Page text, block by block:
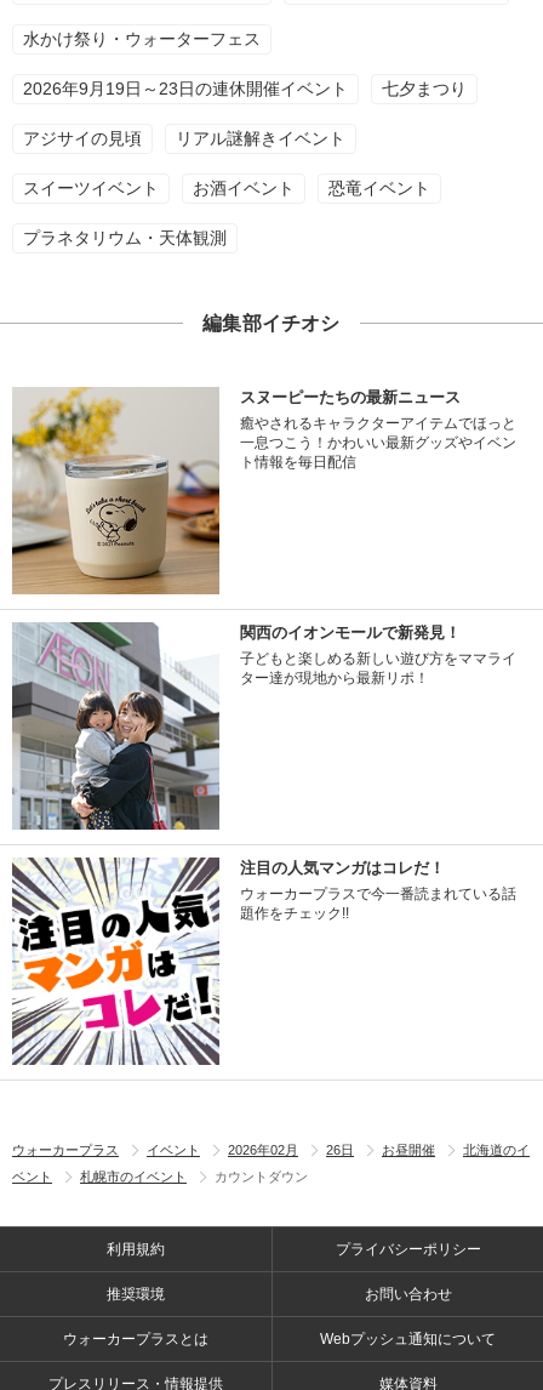
水かけ祭り・ウォーターフェス
2026年9月19日～23日の連休開催イベント 七夕まつり
アジサイの見頃 リアル謎解きイベント
スイーツイベント お酒イベント 恐竜イベント
プラネタリウム・天体観測
編集部イチオシ
スヌーピーたちの最新ニュース
癒やされるキャラクターアイテムでほっと
一息つこう！かわいい最新グッズやイベン
ト情報を毎日配信
関西のイオンモールで新発見！
子どもと楽しめる新しい遊び方をママライ
ター達が現地から最新リポ！
注目の人気マンガはコレだ！
ウォーカープラスで今一番読まれている話
題作をチェック!!
ウォーカープラス イベント 2026年02月 26日 お昼開催
北海道のイ
ベント
札幌市のイベント カウントダウン
利用規約 プライバシーポリシー
推奨環境 お問い合わせ
ウォーカープラスとは Webプッシュ通知について
プレスリリース・情報提供 媒体資料